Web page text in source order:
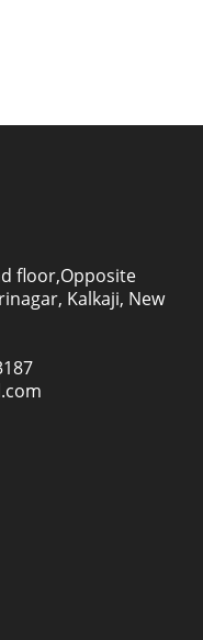
floor,Opposite
Kalkaji, New